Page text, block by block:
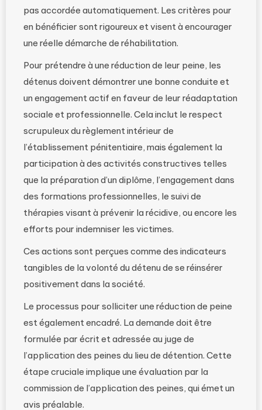
pas accordée automatiquement. Les critères pour
en bénéficier sont rigoureux et visent à encourager
une réelle démarche de réhabilitation.
Pour prétendre à une réduction de leur peine, les
détenus doivent démontrer une bonne conduite et
un engagement actif en faveur de leur réadaptation
sociale et professionnelle. Cela inclut le respect
scrupuleux du règlement intérieur de
l’établissement pénitentiaire, mais également la
participation à des activités constructives telles
que la préparation d’un diplôme, l’engagement dans
des formations professionnelles, le suivi de
thérapies visant à prévenir la récidive, ou encore les
efforts pour indemniser les victimes.
Ces actions sont perçues comme des indicateurs
tangibles de la volonté du détenu de se réinsérer
positivement dans la société.
Le processus pour solliciter une réduction de peine
est également encadré. La demande doit être
formulée par écrit et adressée au juge de
l’application des peines du lieu de détention. Cette
étape cruciale implique une évaluation par la
commission de l’application des peines, qui émet un
avis préalable.